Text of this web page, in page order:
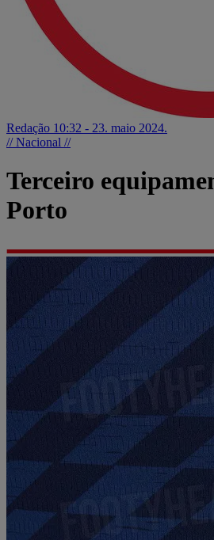
Redação 10:32 - 23. maio 2024.
// Nacional //
Terceiro
Porto